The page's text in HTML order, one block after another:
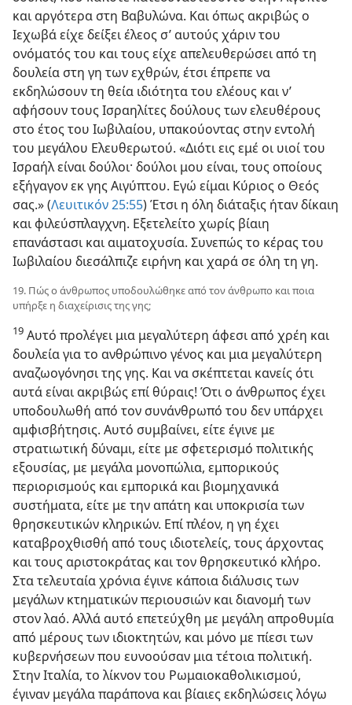
και αργότερα στη Βαβυλώνα. Και όπως ακριβώς ο
Ιεχωβά είχε δείξει έλεος σ’ αυτούς χάριν του
ονόματός του και τους είχε απελευθερώσει από τη
δουλεία στη γη των εχθρών, έτσι έπρεπε να
εκδηλώσουν τη θεία ιδιότητα του ελέους και ν’
αφήσουν τους Ισραηλίτες δούλους των ελευθέρους
στο έτος του Ιωβιλαίου, υπακούοντας στην εντολή
του μεγάλου Ελευθερωτού. «Διότι εις εμέ οι υιοί του
Ισραήλ είναι δούλοι· δούλοι μου είναι, τους οποίους
εξήγαγον εκ γης Αιγύπτου. Εγώ είμαι Κύριος ο Θεός
σας.» (Λευιτικόν 25:55) Έτσι η όλη διάταξις ήταν δίκαιη
και φιλεύσπλαγχνη. Εξετελείτο χωρίς βίαιη
επανάστασι και αιματοχυσία. Συνεπώς το κέρας του
Ιωβιλαίου διεσάλπιζε ειρήνη και χαρά σε όλη τη γη.
19. Πώς ο άνθρωπος υποδουλώθηκε από τον άνθρωπο και ποια
υπήρξε η διαχείρισις της γης;
19 Αυτό προλέγει μια μεγαλύτερη άφεσι από χρέη και
δουλεία για το ανθρώπινο γένος και μια μεγαλύτερη
αναζωογόνησι της γης. Και να σκέπτεται κανείς ότι
αυτά είναι ακριβώς επί θύραις! Ότι ο άνθρωπος έχει
υποδουλωθή από τον συνάνθρωπό του δεν υπάρχει
αμφισβήτησις. Αυτό συμβαίνει, είτε έγινε με
στρατιωτική δύναμι, είτε με σφετερισμό πολιτικής
εξουσίας, με μεγάλα μονοπώλια, εμπορικούς
περιορισμούς και εμπορικά και βιομηχανικά
συστήματα, είτε με την απάτη και υποκρισία των
θρησκευτικών κληρικών. Επί πλέον, η γη έχει
καταβροχθισθή από τους ιδιοτελείς, τους άρχοντας
και τους αριστοκράτας και τον θρησκευτικό κλήρο.
Στα τελευταία χρόνια έγινε κάποια διάλυσις των
μεγάλων κτηματικών περιουσιών και διανομή των
στον λαό. Αλλά αυτό επετεύχθη με μεγάλη απροθυμία
από μέρους των ιδιοκτητών, και μόνο με πίεσι των
κυβερνήσεων που ευνοούσαν μια τέτοια πολιτική.
Στην Ιταλία, το λίκνον του Ρωμαιοκαθολικισμού,
έγιναν μεγάλα παράπονα και βίαιες εκδηλώσεις λόγω